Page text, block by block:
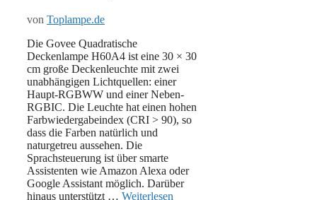
von Toplampe.de
Die Govee Quadratische
Deckenlampe H60A4 ist eine 30 × 30
cm große Deckenleuchte mit zwei
unabhängigen Lichtquellen: einer
Haupt-RGBWW und einer Neben-
RGBIC. Die Leuchte hat einen hohen
Farbwiedergabeindex (CRI > 90), so
dass die Farben natürlich und
naturgetreu aussehen. Die
Sprachsteuerung ist über smarte
Assistenten wie Amazon Alexa oder
Google Assistant möglich. Darüber
hinaus unterstützt … Weiterlesen